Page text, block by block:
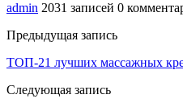
admin 2031 записей 0
Предыдущая запись
ТОП-21 лучших массажных
Следующая запись